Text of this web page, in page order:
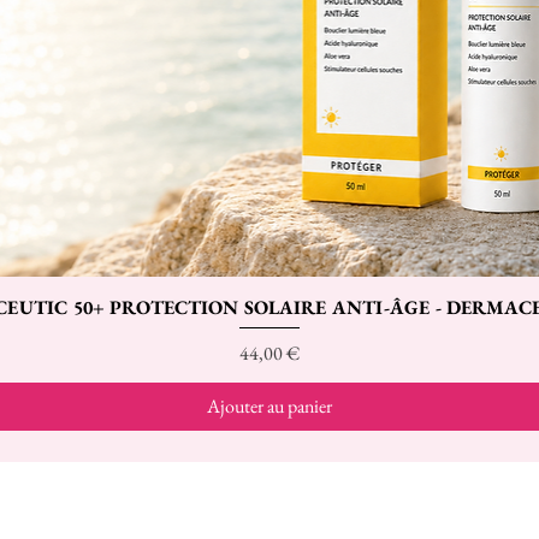
Aperçu rapide
50+ PROTECTION SOLAIRE ANTI-ÂGE -
Prix
44,00 €
Ajouter au panier